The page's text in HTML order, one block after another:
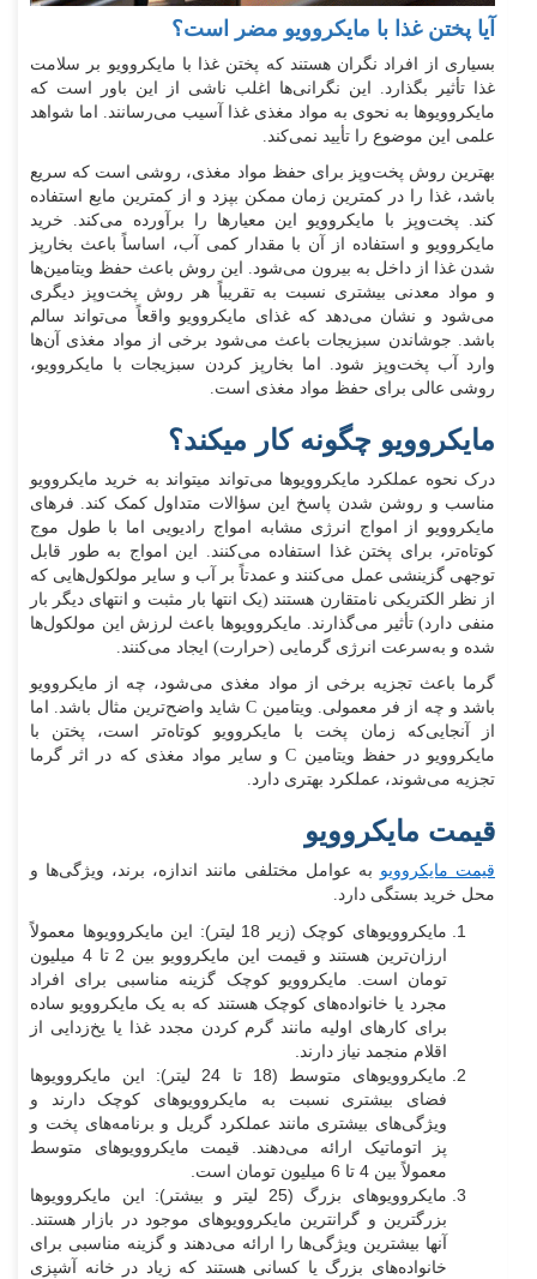
آیا پختن غذا با مایکروویو مضر است؟
بسیاری از افراد نگران هستند که پختن غذا با مایکروویو بر سلامت
غذا تأثیر بگذارد. این نگرانی‌ها اغلب ناشی از این باور است که
مایکروویوها به نحوی به مواد مغذی غذا آسیب می‌رسانند. اما شواهد
علمی این موضوع را تأیید نمی‌کند.
بهترین روش پخت‌وپز برای حفظ مواد مغذی، روشی است که سریع
باشد، غذا را در کمترین زمان ممکن بپزد و از کمترین مایع استفاده
کند. پخت‌وپز با مایکروویو این معیارها را برآورده می‌کند. خرید
مایکروویو و استفاده از آن با مقدار کمی آب، اساساً باعث بخارپز
شدن غذا از داخل به بیرون می‌شود. این روش باعث حفظ ویتامین‌ها
و مواد معدنی بیشتری نسبت به تقریباً هر روش پخت‌وپز دیگری
می‌شود و نشان می‌دهد که غذای مایکروویو واقعاً می‌تواند سالم
باشد. جوشاندن سبزیجات باعث می‌شود برخی از مواد مغذی آن‌ها
وارد آب پخت‌وپز شود. اما بخارپز کردن سبزیجات با مایکروویو،
روشی عالی برای حفظ مواد مغذی است.
مایکروویو چگونه کار میکند؟
درک نحوه عملکرد مایکروویوها می‌تواند میتواند به خرید مایکروویو
مناسب و روشن شدن پاسخ این سؤالات متداول کمک کند. فرهای
مایکروویو از امواج انرژی مشابه امواج رادیویی اما با طول موج
کوتاه‌تر، برای پختن غذا استفاده می‌کنند. این امواج به‌ طور قابل‌
توجهی گزینشی عمل می‌کنند و عمدتاً بر آب و سایر مولکول‌هایی که
از نظر الکتریکی نامتقارن هستند (یک انتها بار مثبت و انتهای دیگر بار
منفی دارد) تأثیر می‌گذارند. مایکروویوها باعث لرزش این مولکول‌ها
شده و به‌سرعت انرژی گرمایی (حرارت) ایجاد می‌کنند.
گرما باعث تجزیه برخی از مواد مغذی می‌شود، چه از مایکروویو
باشد و چه از فر معمولی. ویتامین C شاید واضح‌ترین مثال باشد. اما
از آنجایی‌که زمان پخت با مایکروویو کوتاه‌تر است، پختن با
مایکروویو در حفظ ویتامین C و سایر مواد مغذی که در اثر گرما
تجزیه می‌شوند، عملکرد بهتری دارد.
قیمت مایکروویو
قیمت مایکروویو به عوامل مختلفی مانند اندازه، برند، ویژگی‌ها و
محل خرید بستگی دارد.
مایکروویوهای کوچک (زیر 18 لیتر): این مایکروویوها معمولاً
ارزان‌ترین هستند و قیمت این مایکروویو بین 2 تا 4 میلیون
تومان است. مایکروویو کوچک گزینه مناسبی برای افراد
مجرد یا خانواده‌های کوچک هستند که به یک مایکروویو ساده
برای کارهای اولیه مانند گرم کردن مجدد غذا یا یخ‌زدایی از
اقلام منجمد نیاز دارند.
مایکروویوهای متوسط (18 تا 24 لیتر): این مایکروویوها
فضای بیشتری نسبت به مایکروویوهای کوچک دارند و
ویژگی‌های بیشتری مانند عملکرد گریل و برنامه‌های پخت و
پز اتوماتیک ارائه می‌دهند. قیمت مایکروویوهای متوسط
معمولاً بین 4 تا 6 میلیون تومان است.
مایکروویوهای بزرگ (25 لیتر و بیشتر): این مایکروویوها
بزرگترین و گرانترین مایکروویوهای موجود در بازار هستند.
آنها بیشترین ویژگی‌ها را ارائه می‌دهند و گزینه مناسبی برای
خانواده‌های بزرگ یا کسانی هستند که زیاد در خانه آشپزی